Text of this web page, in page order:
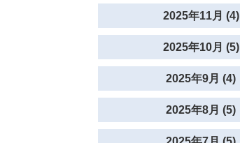
2025年11月 (4)
2025年10月 (5)
2025年9月 (4)
2025年8月 (5)